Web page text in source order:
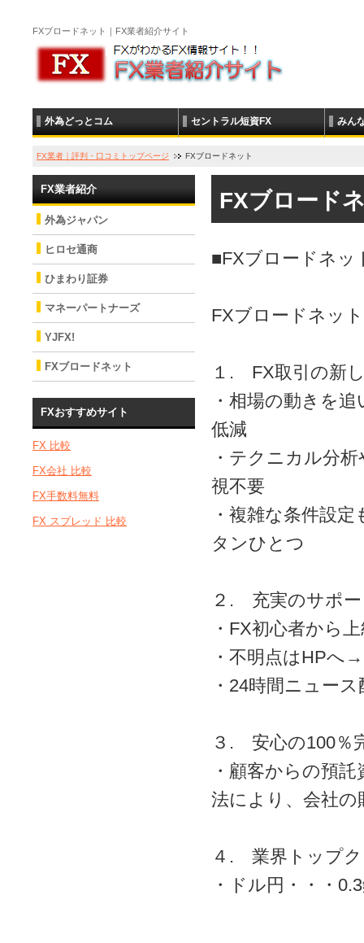
FXブロードネット｜FX業者紹介サイト
外為どっとコム セントラル短資FX みん
FX業者｜評判・口コミトップページ FXブロードネット
FX業者紹介
外為ジャパン
ヒロセ通商
ひまわり証券
マネーパートナーズ
YJFX!
FXブロードネット
FXおすすめサイト
FX 比較
FX会社 比較
FX手数料無料
FX スプレッド 比較
FXブロード
■FXブロードネッ
FXブロードネッ
１. FX取引の新
・相場の動きを
低減
・テクニカル分
視不要
・複雑な条件設
タンひとつ
２. 充実のサポ
・FX初心者から
・不明点はHPへ
・24時間ニュース
３. 安心の100％
・顧客からの預
法により、会社の
４. 業界トップ
・ドル円・・・